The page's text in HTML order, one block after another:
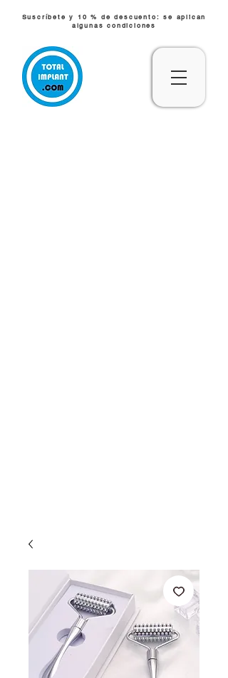
Suscríbete y 10 % de descuento: se aplican
algunas condiciones